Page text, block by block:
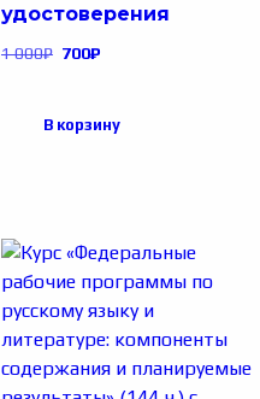
удостоверения
1 000₽ 700₽
В корзину